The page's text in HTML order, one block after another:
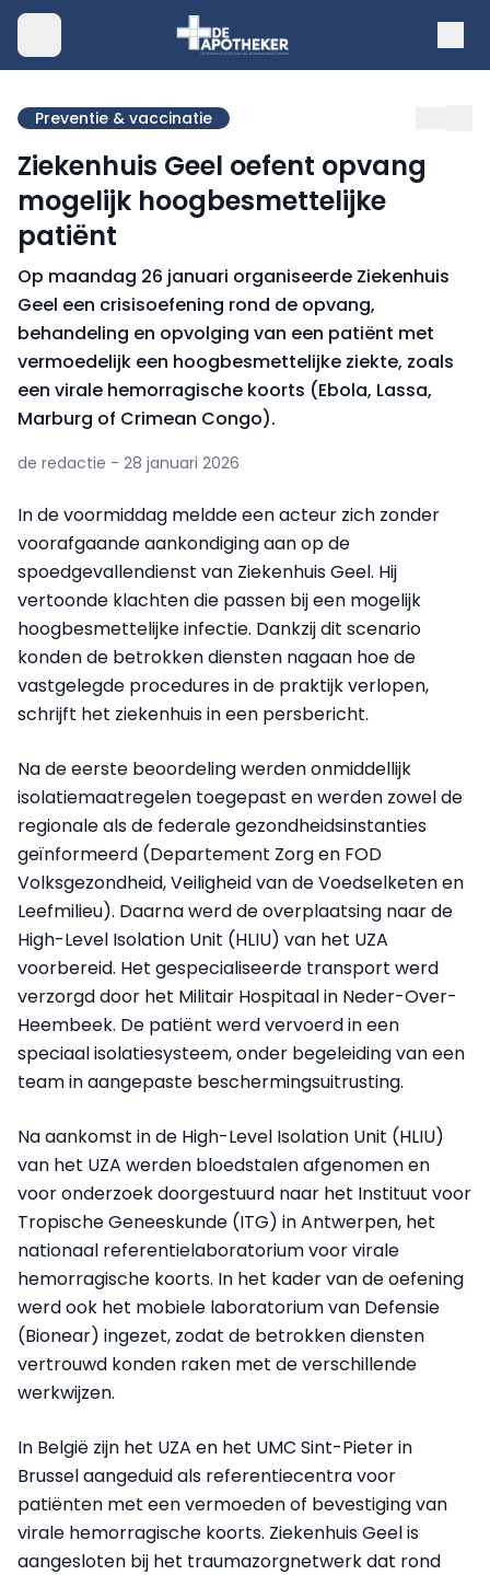
Preventie & vaccinatie
Ziekenhuis Geel oefent opvang
mogelijk hoogbesmettelijke
patiënt
Op maandag 26 januari organiseerde Ziekenhuis
Geel een crisisoefening rond de opvang,
behandeling en opvolging van een patiënt met
vermoedelijk een hoogbesmettelijke ziekte, zoals
een virale hemorragische koorts (Ebola, Lassa,
Marburg of Crimean Congo).
de redactie - 28 januari 2026
In de voormiddag meldde een acteur zich zonder
voorafgaande aankondiging aan op de
spoedgevallendienst van Ziekenhuis Geel. Hij
vertoonde klachten die passen bij een mogelijk
hoogbesmettelijke infectie. Dankzij dit scenario
konden de betrokken diensten nagaan hoe de
vastgelegde procedures in de praktijk verlopen,
schrijft het ziekenhuis in een persbericht.
Na de eerste beoordeling werden onmiddellijk
isolatiemaatregelen toegepast en werden zowel de
regionale als de federale gezondheidsinstanties
geïnformeerd (Departement Zorg en FOD
Volksgezondheid, Veiligheid van de Voedselketen en
Leefmilieu). Daarna werd de overplaatsing naar de
High-Level Isolation Unit (HLIU) van het UZA
voorbereid. Het gespecialiseerde transport werd
verzorgd door het Militair Hospitaal in Neder-Over-
Heembeek. De patiënt werd vervoerd in een
speciaal isolatiesysteem, onder begeleiding van een
team in aangepaste beschermingsuitrusting.
Na aankomst in de High-Level Isolation Unit (HLIU)
van het UZA werden bloedstalen afgenomen en
voor onderzoek doorgestuurd naar het Instituut voor
Tropische Geneeskunde (ITG) in Antwerpen, het
nationaal referentielaboratorium voor virale
hemorragische koorts. In het kader van de oefening
werd ook het mobiele laboratorium van Defensie
(Bionear) ingezet, zodat de betrokken diensten
vertrouwd konden raken met de verschillende
werkwijzen.
In België zijn het UZA en het UMC Sint-Pieter in
Brussel aangeduid als referentiecentra voor
patiënten met een vermoeden of bevestiging van
virale hemorragische koorts. Ziekenhuis Geel is
aangesloten bij het traumazorgnetwerk dat rond